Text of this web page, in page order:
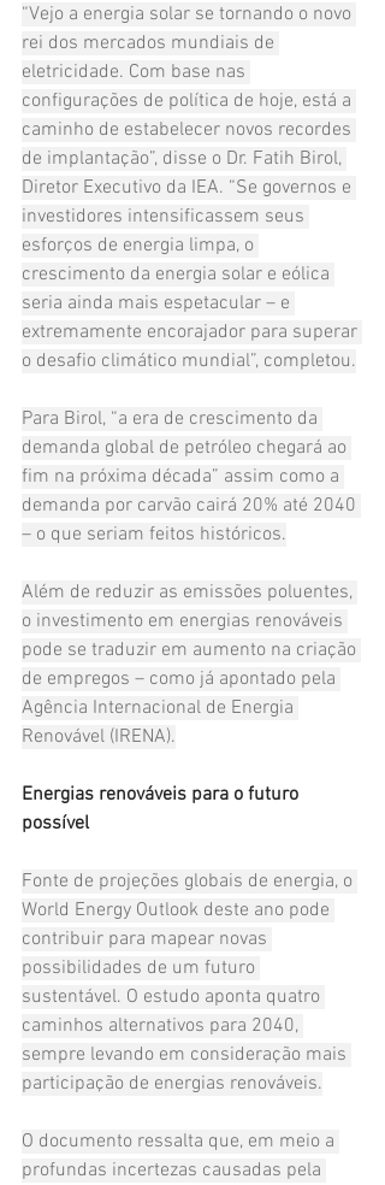
“Vejo a energia solar se tornando o novo
rei dos mercados mundiais de
eletricidade. Com base nas
configurações de política de hoje, está a
caminho de estabelecer novos recordes
de implantação”, disse o Dr. Fatih Birol,
Diretor Executivo da IEA. “Se governos e
investidores intensificassem seus
esforços de energia limpa, o
crescimento da energia solar e eólica
seria ainda mais espetacular – e
extremamente encorajador para superar
o desafio climático mundial”, completou.
Para Birol, “a era de crescimento da
demanda global de petróleo chegará ao
fim na próxima década” assim como a
demanda por carvão cairá 20% até 2040
– o que seriam feitos históricos.
Além de reduzir as emissões poluentes,
o investimento em energias renováveis
pode se traduzir em aumento na criação
de empregos – como já apontado pela
Agência Internacional de Energia
Renovável (IRENA).
Energias renováveis para o futuro
possível
Fonte de projeções globais de energia, o
World Energy Outlook deste ano pode
contribuir para mapear novas
possibilidades de um futuro
sustentável. O estudo aponta quatro
caminhos alternativos para 2040,
sempre levando em consideração mais
participação de energias renováveis.
O documento ressalta que, em meio a
profundas incertezas causadas pela